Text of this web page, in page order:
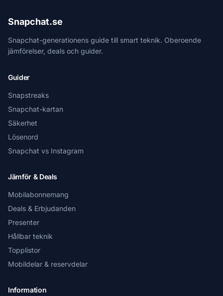
Snapchat.se
Snapchat-generationens guide till smart teknik. Oberoende
jämförelser, deals och guider.
Guider
Snapstreaks
Snapchat-kartan
Säkerhet
Lösenord
Snapchat vs Instagram
Jämför & Deals
Mobilabonnemang
Deals & Erbjudanden
Presenter
Hållbar teknik
Topplistor
Mobildelar & reservdelar
Information